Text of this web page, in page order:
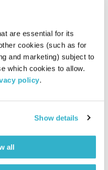
are essential for its
cookies (such as for
and marketing) subject to
which cookies to allow.
policy.
Show details
all
טיול שבת
מיכל גפן
11.12.22
02:01:24
מיכל גפן מזמינה אתכם
אודיו